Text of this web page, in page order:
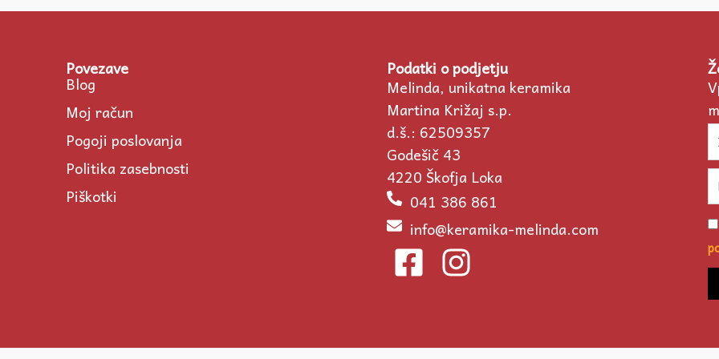
Povezave
Blog
Moj račun
Pogoji poslovanja
Politika zasebnosti
Piškotki
Podatki o podjetju
Melinda, unikatna keramika
Martina Križaj s.p.
d.š.: 62509357
Godešič 43
4220 Škofja Loka
041 386 861
info@keramika-melinda.com
F
a
I
n